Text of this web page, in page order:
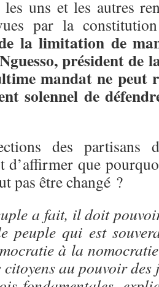
les uns et les autres
par la
la limitation de
président de
mandat ne peut
solennel de
des partisans
d’affirmer que
pas être changé ?
a fait, il doit
peuple qui est
à la
au pouvoir